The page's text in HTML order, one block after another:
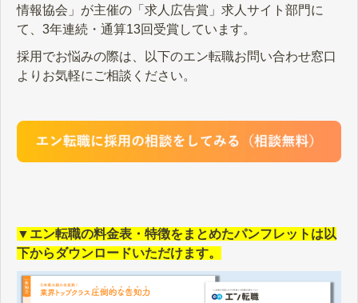
情報協会」が主催の「求人広告賞」求人サイト部門に
て、3年連続・通算13回受賞しています。
採用でお悩みの際は、以下のエン転職お問い合わせ窓口
よりお気軽にご相談ください。
▼エン転職の料金表・特徴をまとめたパンフレットは以
下からダウンロードいただけます。